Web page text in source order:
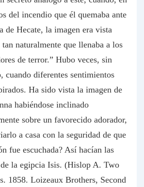
del incendio que él quemaba ante
de Hecate, la imagen era vista
tan naturalmente que llenaba a los
de terror.” Hubo veces, sin
cuando diferentes sentimientos
Ha sido vista la imagen de
habiéndose inclinado
sobre un favorecido adorador,
a casa con la seguridad de que
fue escuchada? Así hacían las
de la egipcia Isis. (Hislop A. Two
1858. Loizeaux Brothers, Second